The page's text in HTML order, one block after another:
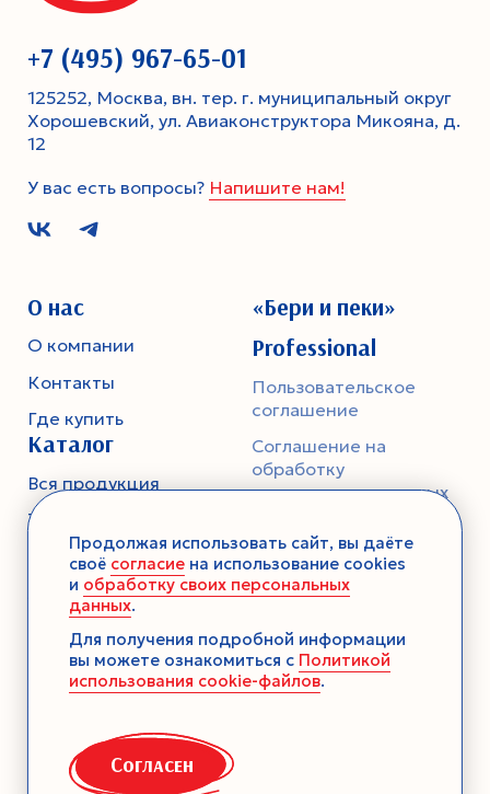
+7 (495) 967-65-01
125252, Москва, вн. тер. г. муниципальный округ
Хорошевский, ул. Авиаконструктора Микояна, д.
12
У вас есть вопросы? Напишите нам!
О нас
О компании
Контакты
Где купить
Каталог
Вся продукция
Тесто
Смеси-помощники
Ароматика
Десерты без выпечки
Консервация
Семена
«Бери и пеки»
Professional
Пользовательское
соглашение
Соглашение на
обработку
персональных данных
конфиденциальности
Продолжая использовать сайт, вы даёте
своё согласие на использование cookies
и обработку своих персональных
данных.
Для получения подробной информации
вы можете ознакомиться с Политикой
использования cookie-файлов.
Согласен